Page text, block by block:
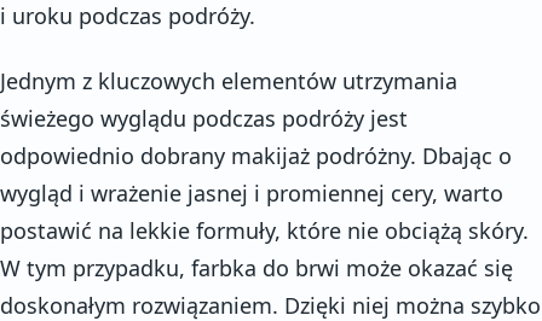
i uroku podczas podróży.
Jednym z kluczowych elementów utrzymania
świeżego wyglądu podczas podróży jest
odpowiednio dobrany makijaż podróżny. Dbając o
wygląd i wrażenie jasnej i promiennej cery, warto
postawić na lekkie formuły, które nie obciążą skóry.
W tym przypadku, farbka do brwi może okazać się
doskonałym rozwiązaniem. Dzięki niej można szybko